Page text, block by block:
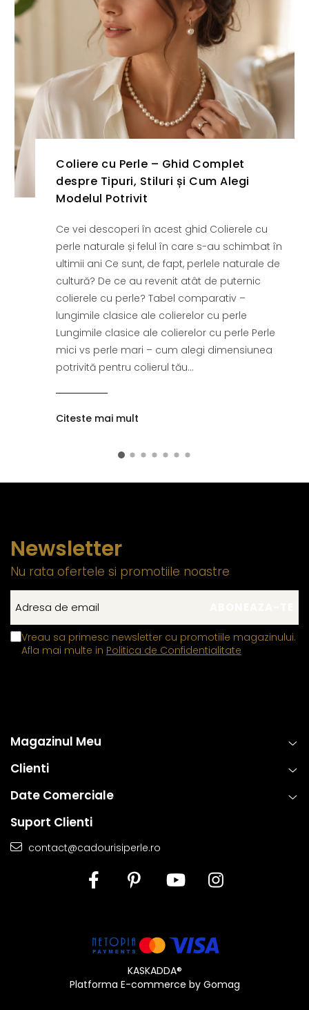
Coliere cu Perle – Ghid Complet
despre Tipuri, Stiluri și Cum Alegi
Modelul Potrivit
Ce vei descoperi în acest ghid Colierele cu
perle naturale și felul în care s-au schimbat în
ultimii ani Ce sunt, de fapt, perlele naturale de
cultură? De ce au revenit atât de puternic
colierele cu perle? Tabel comparativ –
lungimile clasice ale colierelor cu perle
Lungimile clasice ale colierelor cu perle Perle
mici vs perle mari – cum alegi dimensiunea
potrivită pentru colierul tău...
Citeste mai mult
Newsletter
Nu rata ofertele si promotiile noastre
Vreau sa primesc newsletter cu promotiile magazinului.
Afla mai multe in Politica de Confidentialitate
Magazinul Meu
Clienti
Date Comerciale
Suport Clienti
contact@cadourisiperle.ro
KASKADDA®
Platforma E-commerce by Gomag